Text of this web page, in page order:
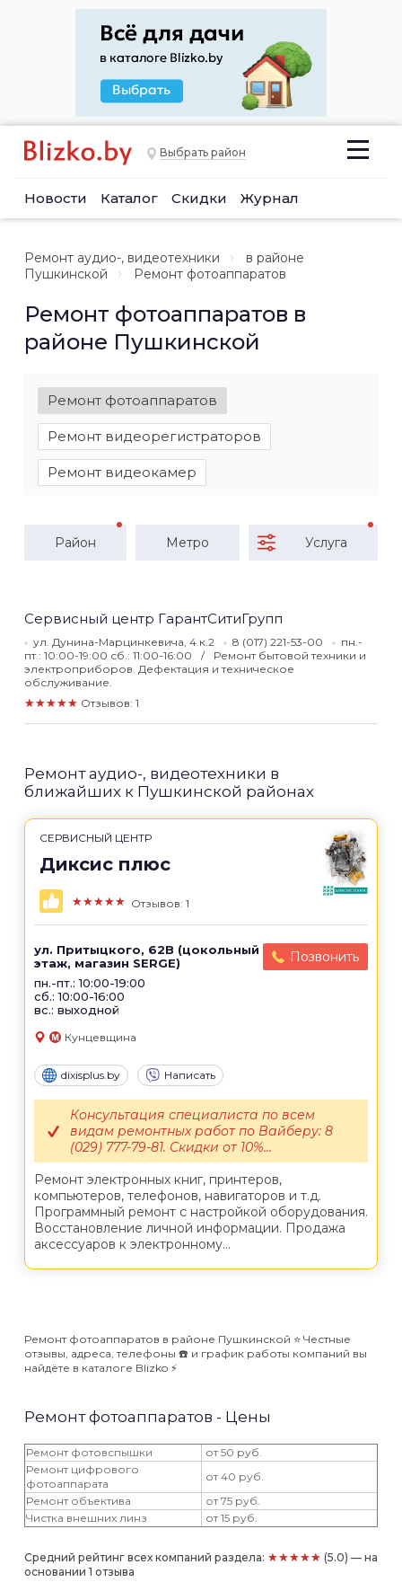
Выбрать район
Новости Каталог Скидки Журнал
Ремонт аудио-, видеотехники
в районе
Пушкинской
Ремонт фотоаппаратов
Ремонт фотоаппаратов в
районе Пушкинской
Ремонт фотоаппаратов
Ремонт видеорегистраторов
Ремонт видеокамер
Район Метро Услуга
Сервисный центр ГарантСитиГрупп
ул. Дунина-Марцинкевича, 4 к.2 8 (017) 221-53-00
пн.-
пт.: 10:00-19:00 сб.: 11:00-16:00
Ремонт бытовой техники и
электроприборов. Дефектация и техническое
обслуживание.
★★★★★ Отзывов: 1
Ремонт аудио-, видеотехники в
ближайших к Пушкинской районах
СЕРВИСНЫЙ ЦЕНТР
Диксис плюс
★★★★★ Отзывов: 1
ул. Притыцкого, 62B (цокольный
этаж, магазин SERGE)
пн.-пт.: 10:00-19:00
сб.: 10:00-16:00
вс.: выходной
Позвонить
Кунцевщина
dixisplus.by Написать
Ремонт электронных книг, принтеров,
компьютеров, телефонов, навигаторов и т.д.
Программный ремонт с настройкой оборудования.
Восстановление личной информации. Продажа
аксессуаров к электронному...
Консультация специалиста по всем
видам ремонтных работ по Вайберу: 8
(029) 777-79-81. Скидки от 10%...
Ремонт фотоаппаратов в районе Пушкинской ⭐️ Честные
отзывы, адреса, телефоны ☎️ и график работы компаний вы
найдёте в каталоге Blizko ⚡️
Ремонт фотоаппаратов - Цены
Ремонт фотовспышки
от 50 руб.
Ремонт цифрового
фотоаппарата
от 40 руб.
Ремонт объектива
от 75 руб.
Чистка внешних линз
от 15 руб.
Средний рейтинг всех компаний раздела: ★★★★★ (5.0) — на
основании 1 отзыва